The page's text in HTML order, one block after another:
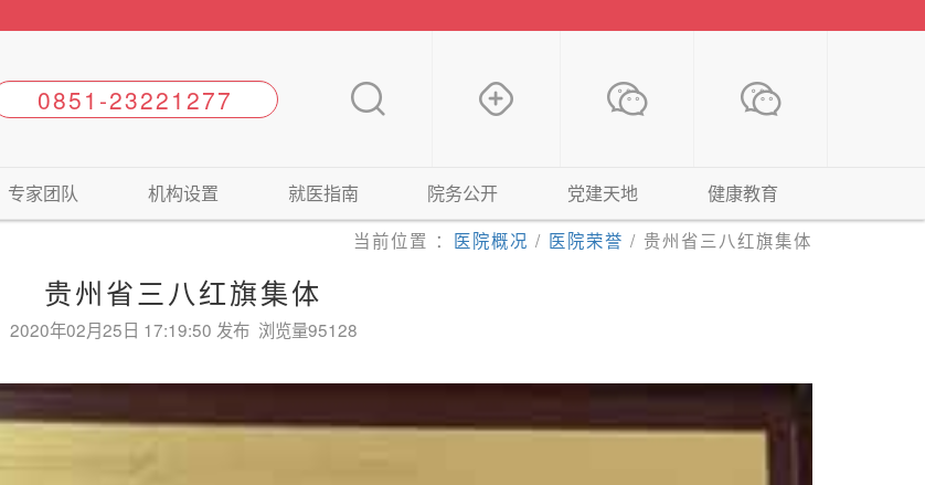
专家团队 机构设置 就医指南 院务公开 党建天地 健康教育
当前位置 ： 医院概况 / 医院荣誉 / 贵州省三八红旗集体
贵州省三八红旗集体
2020年02月25日 17:19:50 发布 浏览量95128